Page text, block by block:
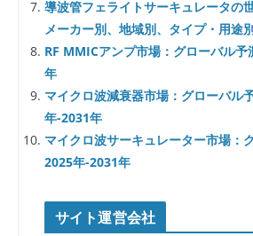
導波管フェライトサーキュレータの
メーカー別、地域別、タイプ・用途
RF MMICアンプ市場：グローバル予
年
マイクロ波減衰器市場：グローバル
年-2031年
マイクロ波サーキュレーター市場：
2025年-2031年
サイト運営会社